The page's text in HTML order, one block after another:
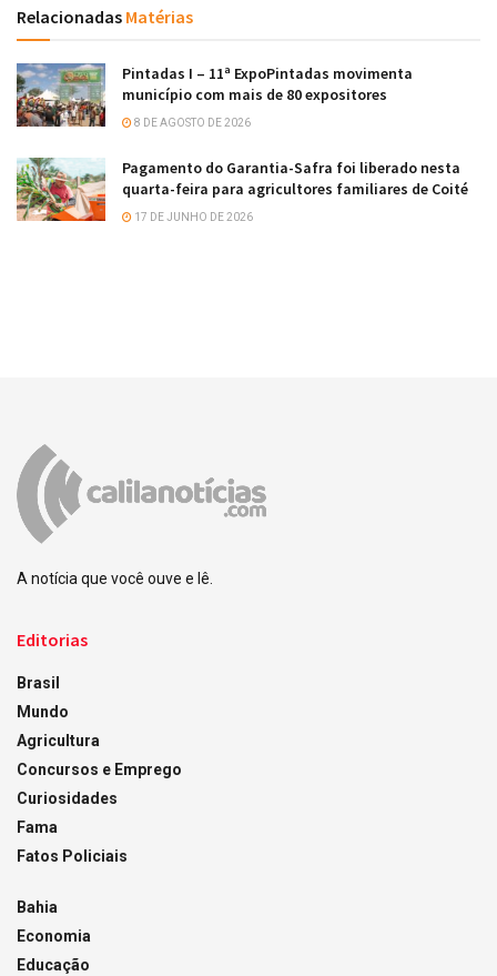
Relacionadas Matérias
Pintadas I – 11ª ExpoPintadas movimenta
município com mais de 80 expositores
8 DE AGOSTO DE 2026
Pagamento do Garantia-Safra foi liberado nesta
quarta-feira para agricultores familiares de Coité
17 DE JUNHO DE 2026
A notícia que você ouve e lê.
Editorias
Brasil
Mundo
Agricultura
Concursos e Emprego
Curiosidades
Fama
Fatos Policiais
Bahia
Economia
Educação